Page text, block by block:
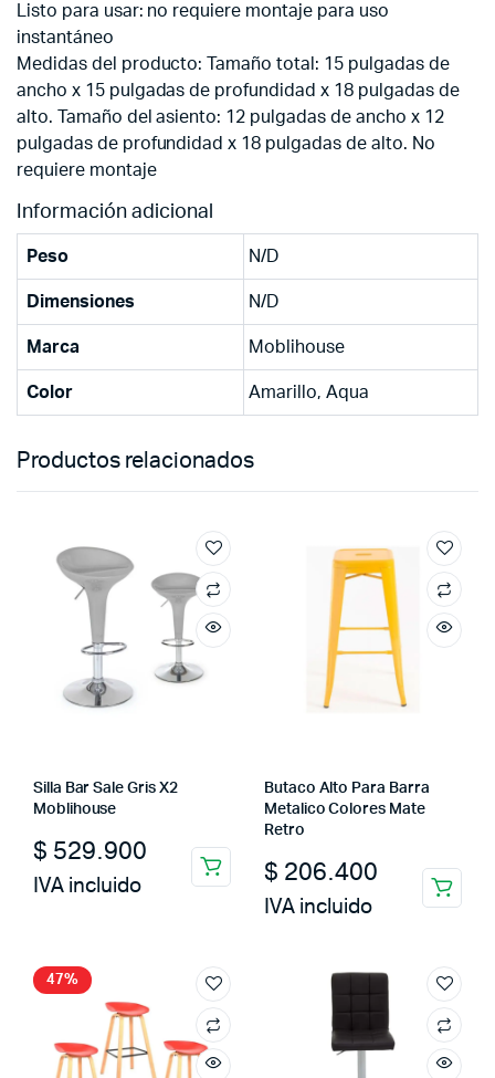
Listo para usar: no requiere montaje para uso
instantáneo
Medidas del producto: Tamaño total: 15 pulgadas de
ancho x 15 pulgadas de profundidad x 18 pulgadas de
alto. Tamaño del asiento: 12 pulgadas de ancho x 12
pulgadas de profundidad x 18 pulgadas de alto. No
requiere montaje
Información adicional
Peso N/D
Dimensiones N/D
Marca Moblihouse
Color Amarillo, Aqua
Productos relacionados
Silla Bar Sale Gris X2
Moblihouse
$ 529.900
IVA incluido
Butaco Alto Para Barra
Metalico Colores Mate
Retro
$ 206.400
IVA incluido
47%